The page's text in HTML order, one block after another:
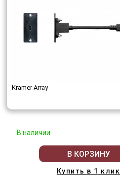
Kramer Array
В наличии
В КОРЗИНУ
Купить в 1 клик